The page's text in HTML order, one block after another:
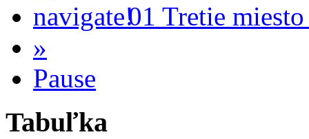
01 Tretie
»
Pause
Tabuľka